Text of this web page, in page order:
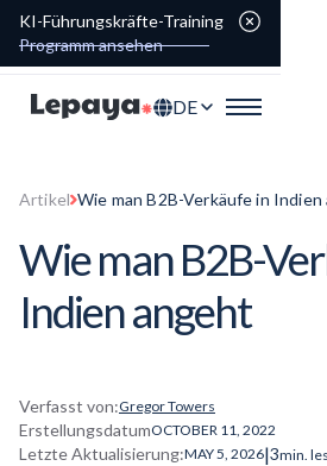
KI-Führungskräfte-Training
Programm ansehen
DE
Artikel Wie man B2B-Verkäufe in
Wie man B2B-
Indien angeht
Verfasst von:Gregor Towers
ErstellungsdatumOCTOBER 11, 2022
Letzte Aktualisierung:MAY 5, 2026|3min.